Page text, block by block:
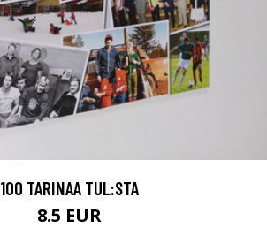
100 TARINAA TUL:STA
8.5 EUR